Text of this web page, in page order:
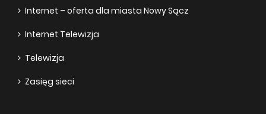
Internet – oferta dla miasta Nowy Sącz
Internet Telewizja
Telewizja
Zasięg sieci